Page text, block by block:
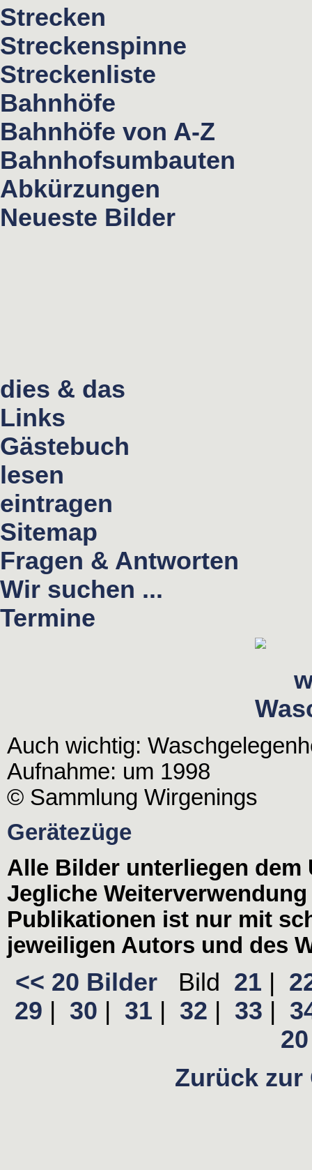
Strecken
Streckenspinne
Streckenliste
Bahnhöfe
Bahnhöfe von A-Z
Bahnhofsumbauten
Abkürzungen
Neueste Bilder
dies & das
Links
Gästebuch
lesen
eintragen
Sitemap
Fragen & Antworten
Wir suchen ...
Termine
Auch wichtig:
Aufnahme: um 1998
© Sammlung Wirgenings
Gerätezüge
Alle Bilder unterliegen dem
Jegliche
Publikationen ist nur mit
jeweiligen Autors und des
<< 20 Bilder Bild 21 |
29 | 30 | 31 | 32 | 33 |
20
Zurück zur